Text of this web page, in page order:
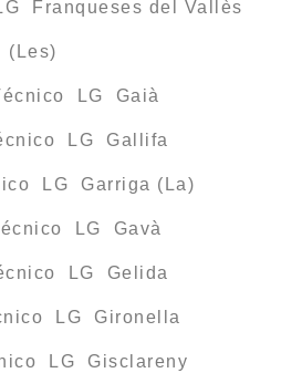
Franqueses del Vallès
(Les)
LG Gaià
LG Gallifa
LG Garriga (La)
LG Gavà
LG Gelida
LG Gironella
LG Gisclareny